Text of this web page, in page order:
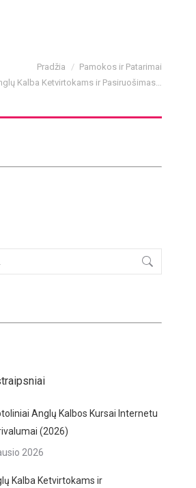
Pradžia
Pamokos ir Patarimai
Kalba Ketvirtokams ir Pasiruošimas…
Anglų Kalbos Kursai Internetu
(2026)
2026
Kalba Ketvirtokams ir